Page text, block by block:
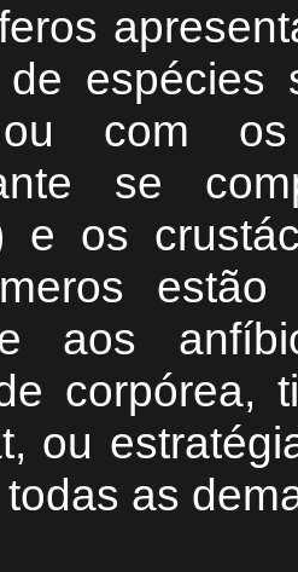
de espécies
ou com
se
e os
aos
corpórea,
ou
as